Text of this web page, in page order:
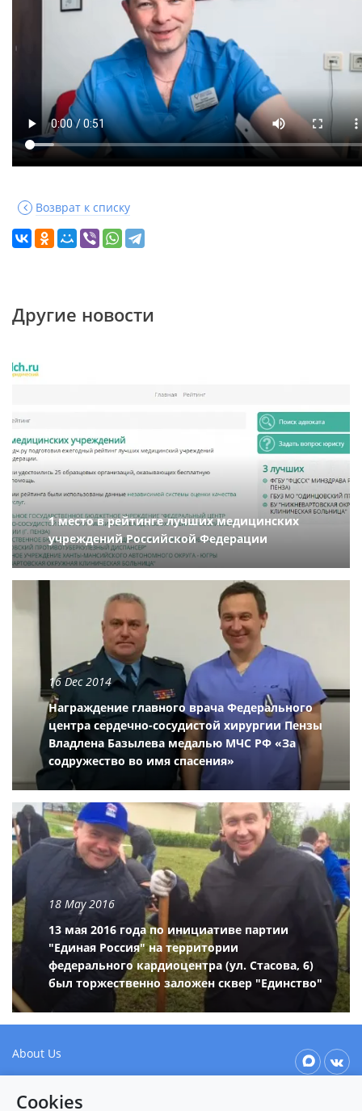
Возврат к списку
Другие новости
1 место в рейтинге лучших медицинских
учреждений Российской Федерации
16 Dec 2014
Награждение главного врача Федерального
центра сердечно-сосудистой хирургии Пензы
Владлена Базылева медалью МЧС РФ «За
содружество во имя спасения»
18 May 2016
13 мая 2016 года по инициативе партии
"Единая Россия" на территории
федерального кардиоцентра (ул. Стасова, 6)
был торжественно заложен сквер "Единство"
About Us
Our values
Patient & Visitor Info
Cookies